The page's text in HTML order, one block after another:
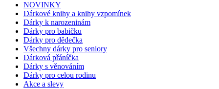
NOVINKY
Dárkové knihy a knihy vzpomínek
Dárky k narozeninám
Dárky pro babičku
Dárky pro dědečka
Všechny dárky pro seniory
Dárková přáníčka
Dárky s věnováním
Dárky pro celou rodinu
Akce a slevy